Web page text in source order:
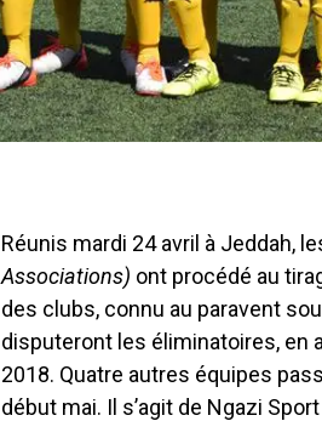
Réunis mardi 24 avril à Jeddah,
Associations) ont procédé au
des clubs, connu au paravent
disputeront les éliminatoires, en
2018. Quatre autres équipes
début mai. Il s’agit de Ngazi